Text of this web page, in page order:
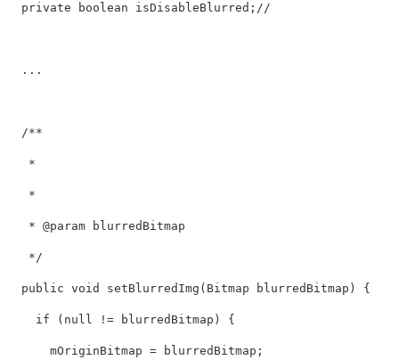
  private boolean isDisableBlurred;//
  ...
  /**
   *
   *
   * @param blurredBitmap
   */
  public void setBlurredImg(Bitmap blurredBitmap) {
    if (null != blurredBitmap) {
      mOriginBitmap = blurredBitmap;